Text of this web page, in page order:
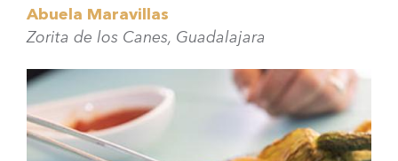
Abuela Maravillas
Zorita de los Canes, Guadalajara